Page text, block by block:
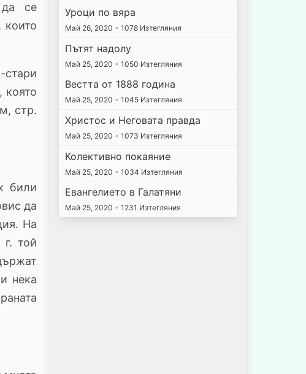
да се
които
която
стр.
били
да
На
той
нека
Уроци по вяра
Май 26, 2020 • 1078 Изтегляния
Пътят надолу
Май 25, 2020 • 1050 Изтегляния
Вестта от 1888 година
Май 25, 2020 • 1045 Изтегляния
Христос и Неговата правда
Май 25, 2020 • 1073 Изтегляния
Колективно покаяние
Май 25, 2020 • 1034 Изтегляния
Евангелието в Галатяни
Май 25, 2020 • 1231 Изтегляния